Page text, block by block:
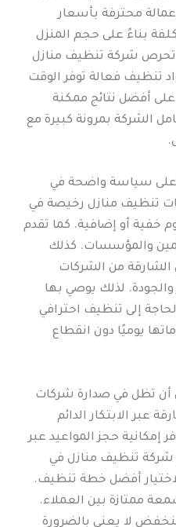
محترفة بأسعار
بناءً على حجم المنزل
تحرص شركة تنظيف منازل
تنظيف فعالة توفر الوقت
أفضل نتائج ممكنة
الشركة بمرونة كبيرة مع
على سياسة واضحة في
تنظيف منازل رخيصة في
خفية أو إضافية. كما تقدم
والمؤسسات. كذلك
من الشركات
والجودة. لذلك يوصي بها
إلى تنظيف احترافي
يوميًا دون انقطاع
أن تظل في صدارة شركات
عبر الابتكار الدائم
إمكانية حجز المواعيد عبر
شركة تنظيف منازل في
أفضل خطة تنظيف.
ممتازة بين العملاء.
لا يعني بالضرورة